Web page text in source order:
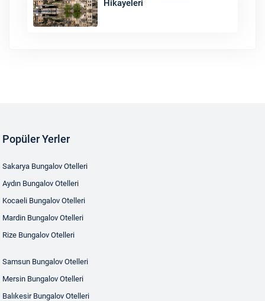
Hikayeleri
Popüler Yerler
Sakarya Bungalov Otelleri
Aydın Bungalov Otelleri
Kocaeli Bungalov Otelleri
Mardin Bungalov Otelleri
Rize Bungalov Otelleri
Samsun Bungalov Otelleri
Mersin Bungalov Otelleri
Balıkesir Bungalov Otelleri